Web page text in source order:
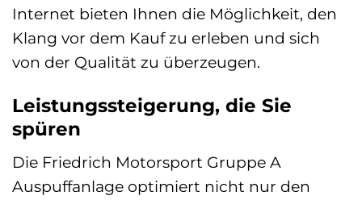
Internet bieten Ihnen die Möglichkeit, den
Klang vor dem Kauf zu erleben und sich
von der Qualität zu überzeugen.
Leistungssteigerung, die Sie
spüren
Die Friedrich Motorsport Gruppe A
Auspuffanlage optimiert nicht nur den